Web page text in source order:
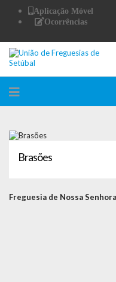
Aplicação Móvel
Ocorrências
Brasões
Freguesia de Nossa